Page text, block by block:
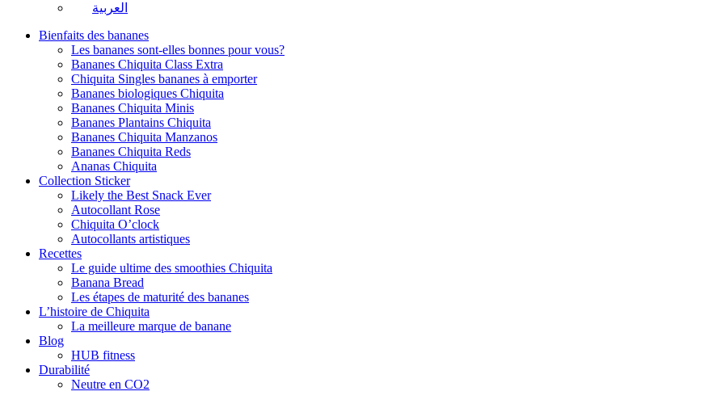
العربية
Bienfaits des bananes
Les bananes sont-elles bonnes pour vous?
Bananes Chiquita Class Extra
Chiquita Singles bananes à emporter
Bananes biologiques Chiquita
Bananes Chiquita Minis
Bananes Plantains Chiquita
Bananes Chiquita Manzanos
Bananes Chiquita Reds
Ananas Chiquita
Collection Sticker
Likely the Best Snack Ever
Autocollant Rose
Chiquita O’clock
Autocollants artistiques
Recettes
Le guide ultime des smoothies Chiquita
Banana Bread
Les étapes de maturité des bananes
L’histoire de Chiquita
La meilleure marque de banane
Blog
HUB fitness
Durabilité
Neutre en CO2